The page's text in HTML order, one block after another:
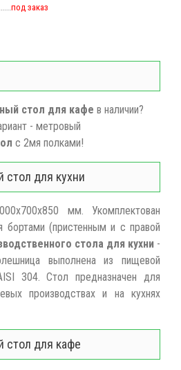
под заказ
стол для кафе в наличии?
- метровый
с 2мя полками!
стол для кухни
мм. Укомплектован
(пристенным и с правой
стола для кухни -
выполнена из пищевой
304. Стол предназначен для
производствах и на кухнях
стол для кафе